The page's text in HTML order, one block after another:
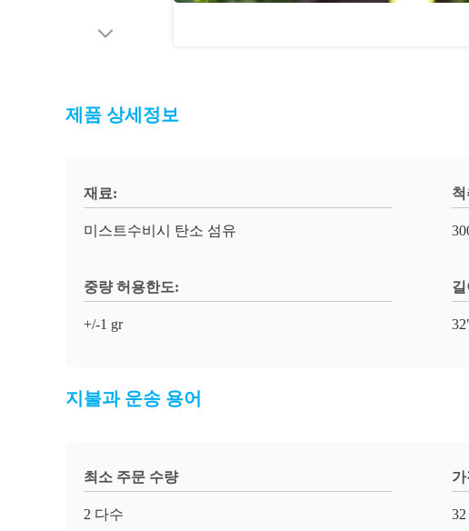
제품 상세정보
재료:
미스트수비시 탄소 섬유
중량 허용한도:
+/-1 gr
지불과 운송 용어
최소 주문 수량
2 다수
가
32